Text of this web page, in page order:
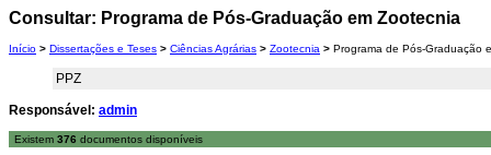
Consultar: Programa de Pós-Graduação em Zootecnia
Início > Dissertações e Teses > Ciências Agrárias > Zootecnia > Programa de Pós-Graduação
PPZ
Responsável: admin
Existem 376 documentos disponíveis